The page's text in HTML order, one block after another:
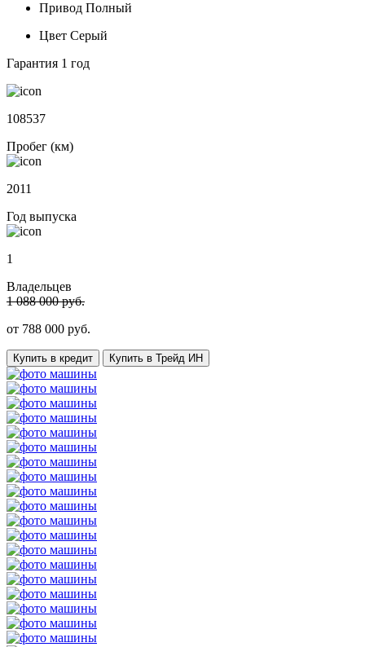
Привод Полный
Цвет Серый
Гарантия 1 год
108537
Пробег (км)
2011
Год выпуска
1
Владельцев
1 088 000 руб.
от 788 000 руб.
Купить в кредит Купить в Трейд ИН